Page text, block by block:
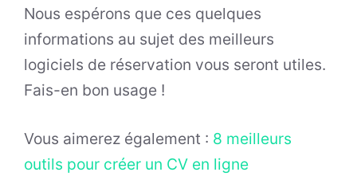
Nous espérons que ces quelques
informations au sujet des meilleurs
logiciels de réservation vous seront utiles.
Fais-en bon usage !
Vous aimerez également : 8 meilleurs
outils pour créer un CV en ligne